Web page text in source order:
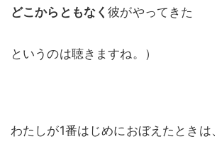
どこからともなく彼がやってきた
というのは聴きますね。）
わたしが1番はじめにおぼえたときは、